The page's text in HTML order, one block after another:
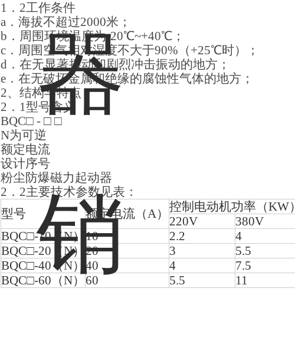
1． 2工作条件
a． 海拔不超过2000米；
b． 周围环境温度为-20℃~+40℃；
c． 周围空气相对湿度不大于90%（+25℃时）；
d． 在无显著摇动和剧烈冲击振动的地方；
e． 在无破坏金属和绝缘的腐蚀性气体的地方；
2、 结构与特点
2． 1型号含义
BQC□ - □ □
N为可逆
额定电流
设计序号
粉尘防爆磁力起动器
2 ．2主要技术参数见表：
型号
额定电流（A） 控制电动机功率（KW）
220V
380V
BQC□-10（N） 10 2.2 4
BQC□-20（N） 20 3
5.5
BQC□-40（N） 40 4
7.5
BQC□-60（N） 60 5.5 11